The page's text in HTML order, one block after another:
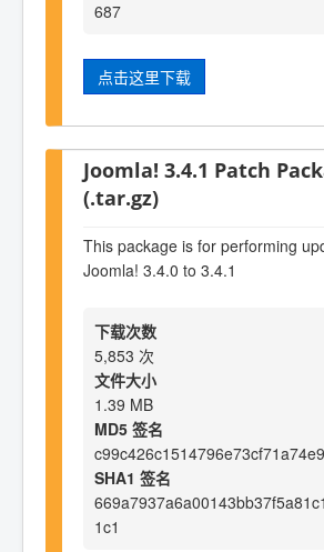
687
点击这里下载
Joomla! 3.4.1 Patch
(.tar.gz)
This package is for performing
Joomla! 3.4.0 to 3.4.1
下载次数
5,853 次
文件大小
1.39 MB
MD5 签名
SHA1 签名
1c1